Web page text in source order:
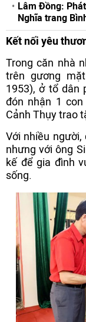
Lâm Đồng:
Nghĩa trang
Kết nối yêu
Trong căn nhà
trên gương
1953), ở tổ dân
đón nhận 1
Cảnh Thụy trao
Với nhiều
nhưng với ông
kế để gia đình
sống.